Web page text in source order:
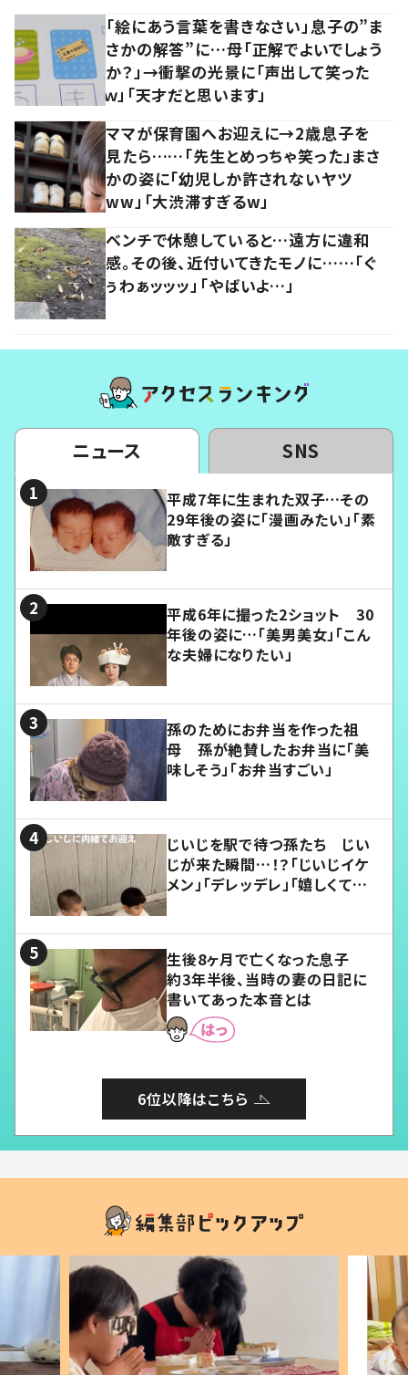
「絵にあう言葉を書きなさい」息子の”ま
さかの解答”に…母「正解でよいでしょう
か？」→衝撃の光景に「声出して笑った
ｗ」「天才だと思います」
ママが保育園へお迎えに→2歳息子を
見たら……「先生とめっちゃ笑った」まさ
かの姿に「幼児しか許されないヤツ
ww」「大渋滞すぎるw」
ベンチで休憩していると…遠方に違和
感。その後、近付いてきたモノに……「ぐ
ぅわぁッッッ」「やばいよ…」
ニュース SNS
平成7年に生まれた双子…その
29年後の姿に「漫画みたい」「素
敵すぎる」
平成6年に撮った2ショット 30
年後の姿に…「美男美女」「こん
な夫婦になりたい」
孫のためにお弁当を作った祖
母 孫が絶賛したお弁当に「美
味しそう」「お弁当すごい」
じいじを駅で待つ孫たち じい
じが来た瞬間…！？「じいじイケ
メン」「デレッデレ」「嬉しくて可
生後8ヶ月で亡くなった息子
約3年半後、当時の妻の日記に
書いてあった本音とは
6位以降はこちら